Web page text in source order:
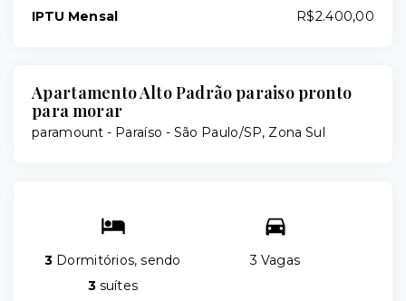
IPTU Mensal
R$2.400,00
Apartamento Alto Padrão paraiso pronto
para morar
paramount - Paraíso - São Paulo/SP, Zona Sul
3 Dormitórios, sendo
3suítes
3 Vagas